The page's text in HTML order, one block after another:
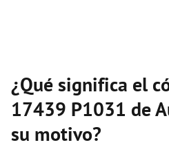
¿Qué significa el
17439 P1031 de
su motivo?